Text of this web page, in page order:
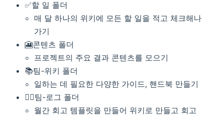
✅할 일 폴더
매 달 하나의 위키에 모든 할 일을 적고 체크해나
가기
🎦콘텐츠 폴더
프로젝트의 주요 결과 콘텐츠를 모으기
📚팀-위키 폴더
일하는 데 필요한 다양한 가이드, 핸드북 만들기
✍🏻팀-로그 폴더
월간 회고 템플릿을 만들어 위키로 만들고 회고